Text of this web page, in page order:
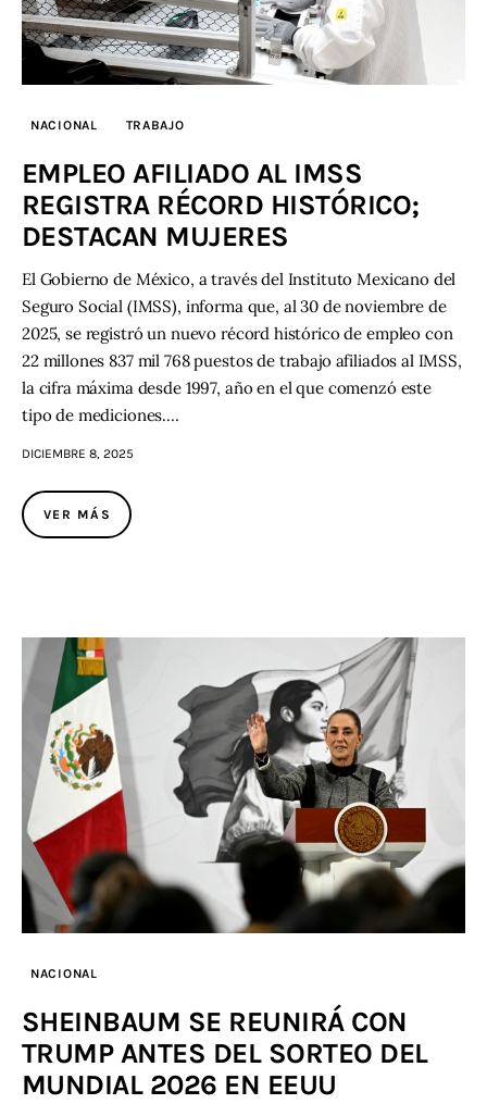
NACIONAL TRABAJO
EMPLEO AFILIADO AL IMSS
REGISTRA RÉCORD HISTÓRICO;
DESTACAN MUJERES
El Gobierno de México, a través del Instituto Mexicano del
Seguro Social (IMSS), informa que, al 30 de noviembre de
2025, se registró un nuevo récord histórico de empleo con
22 millones 837 mil 768 puestos de trabajo afiliados al IMSS,
la cifra máxima desde 1997, año en el que comenzó este
tipo de mediciones.…
DICIEMBRE 8, 2025
VER MÁS
NACIONAL
SHEINBAUM SE REUNIRÁ CON
TRUMP ANTES DEL SORTEO DEL
MUNDIAL 2026 EN EEUU